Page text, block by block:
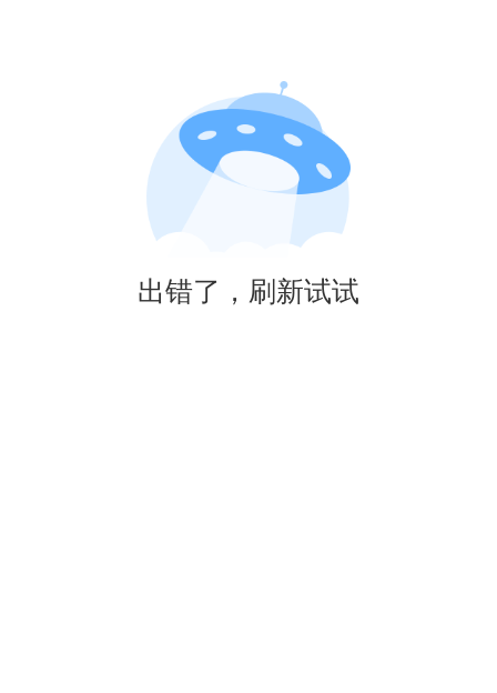
出错了，刷新试试